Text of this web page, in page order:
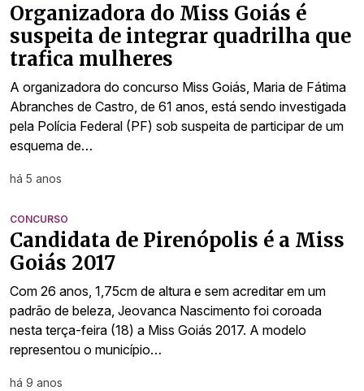
Organizadora do Miss Goiás é
suspeita de integrar quadrilha que
trafica mulheres
A organizadora do concurso Miss Goiás, Maria de Fátima
Abranches de Castro, de 61 anos, está sendo investigada
pela Polícia Federal (PF) sob suspeita de participar de um
esquema de…
há 5 anos
CONCURSO
Candidata de Pirenópolis é a Miss
Goiás 2017
Com 26 anos, 1,75cm de altura e sem acreditar em um
padrão de beleza, Jeovanca Nascimento foi coroada
nesta terça-feira (18) a Miss Goiás 2017. A modelo
representou o município…
há 9 anos